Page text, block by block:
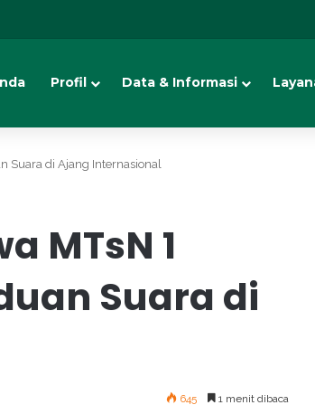
Profil Data & Informasi
Suara di Ajang Internasional
MTsN 1
Suara di
645 1 menit dibaca